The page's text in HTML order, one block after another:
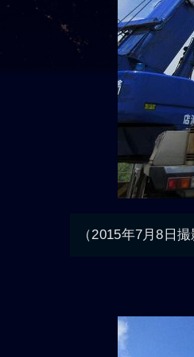
（2015年7月8日